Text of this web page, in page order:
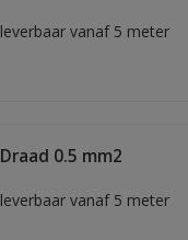
leverbaar vanaf 5 meter
Draad 0.5 mm2
leverbaar vanaf 5 meter